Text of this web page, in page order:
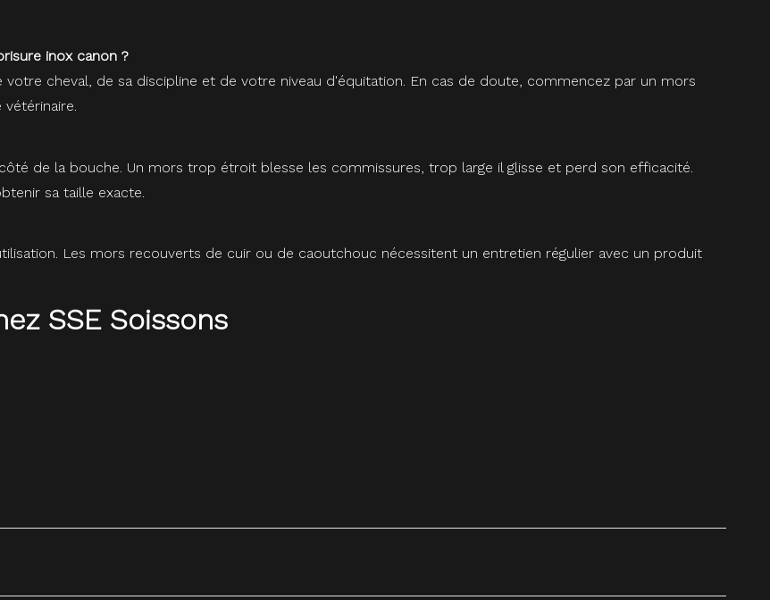
inox canon ?
cheval, de sa discipline et de votre niveau d'équitation. En cas de doute, commencez par un mors
de la bouche. Un mors trop étroit blesse les commissures, trop large il glisse et perd son efficacité.
sa taille exacte.
Les mors recouverts de cuir ou de caoutchouc nécessitent un entretien régulier avec un produit
SSE Soissons